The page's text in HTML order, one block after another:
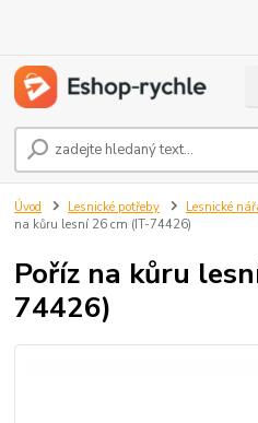
Úvod Lesnické potřeby Lesnické
na kůru lesní 26 cm (IT-74426)
Poříz na kůru
74426)